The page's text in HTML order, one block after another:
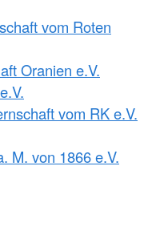
vom Roten
Oranien e.V.
vom RK e.V.
M. von 1866 e.V.